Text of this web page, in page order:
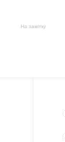
На замітку